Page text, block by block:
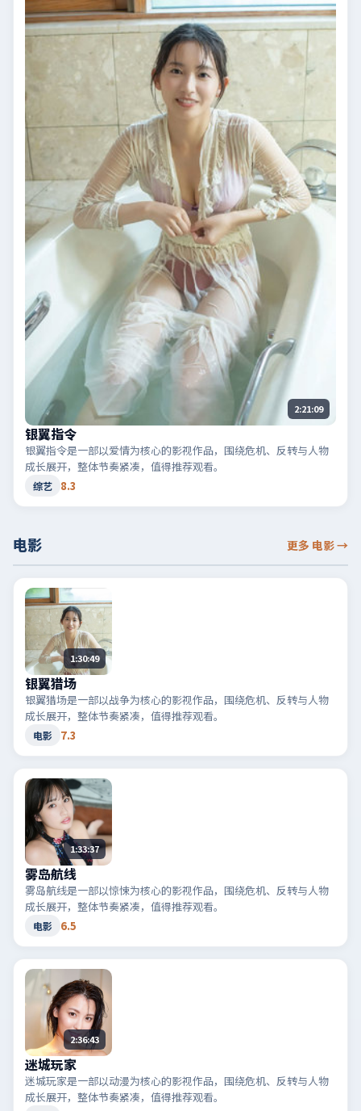
2:21:09
银翼指令
银翼指令是一部以爱情为核心的影视作品，围绕危机、反转与人物
成长展开，整体节奏紧凑，值得推荐观看。
综艺 8.3
电影 更多 电影→
1:30:49
银翼猎场
银翼猎场是一部以战争为核心的影视作品，围绕危机、反转与人物
成长展开，整体节奏紧凑，值得推荐观看。
电影 7.3
1:33:37
雾岛航线
雾岛航线是一部以惊悚为核心的影视作品，围绕危机、反转与人物
成长展开，整体节奏紧凑，值得推荐观看。
电影 6.5
2:36:43
迷城玩家
迷城玩家是一部以动漫为核心的影视作品，围绕危机、反转与人物
成长展开，整体节奏紧凑，值得推荐观看。